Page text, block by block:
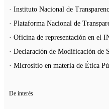
· Instituto Nacional de
· Plataforma Nacional de
· Oficina de representación en el
· Declaración de Modificación de
· Micrositio en materia de Ética
De interés